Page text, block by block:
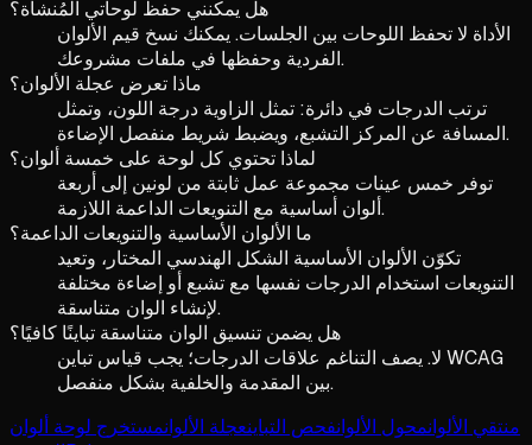
هل يمكنني حفظ لوحاتي المُنشأة؟
الأداة لا تحفظ اللوحات بين الجلسات. يمكنك نسخ قيم الألوان
الفردية وحفظها في ملفات مشروعك.
ماذا تعرض عجلة الألوان؟
ترتب الدرجات في دائرة: تمثل الزاوية درجة اللون، وتمثل
المسافة عن المركز التشبع، ويضبط شريط منفصل الإضاءة.
لماذا تحتوي كل لوحة على خمسة ألوان؟
توفر خمس عينات مجموعة عمل ثابتة من لونين إلى أربعة
ألوان أساسية مع التنويعات الداعمة اللازمة.
ما الألوان الأساسية والتنويعات الداعمة؟
تكوّن الألوان الأساسية الشكل الهندسي المختار، وتعيد
التنويعات استخدام الدرجات نفسها مع تشبع أو إضاءة مختلفة
لإنشاء الوان متناسقة.
هل يضمن تنسيق الوان متناسقة تباينًا كافيًا؟
لا. يصف التناغم علاقات الدرجات؛ يجب قياس تباين WCAG
بين المقدمة والخلفية بشكل منفصل.
منتقي الألوانمحول الألوانفحص التباينعجلة الألوانمستخرج لوحة ألوان